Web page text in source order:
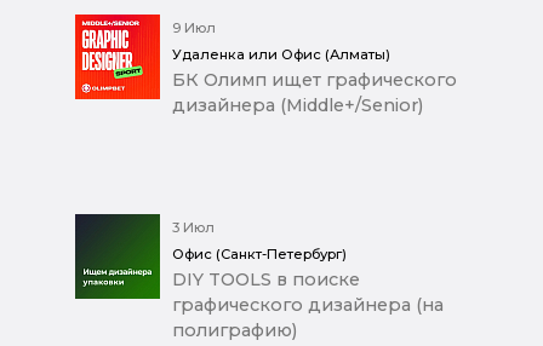
9 Июл
Удаленка или Офис (Алматы)
БК Олимп ищет графического
дизайнера (Middle+/Senior)
3 Июл
Офис (Санкт-Петербург)
DIY TOOLS в поиске
графического дизайнера (на
полиграфию)